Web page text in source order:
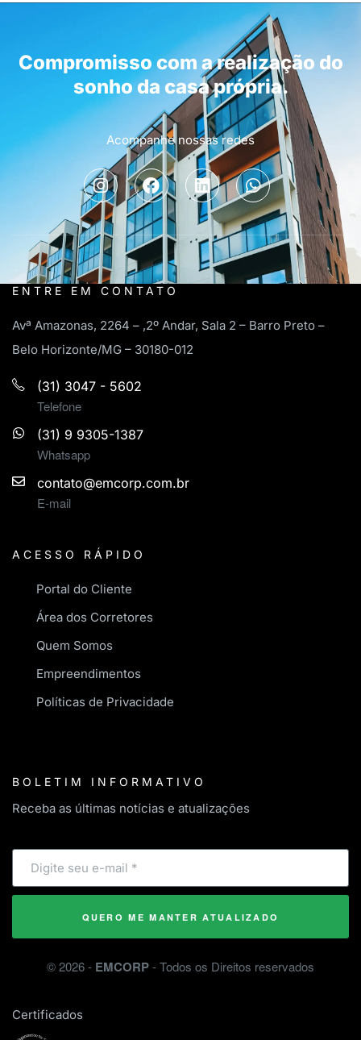
Compromisso com a realização do
sonho da casa própria.
Acompanhe nossas redes
ENTRE EM CONTATO
Avª Amazonas, 2264 – ,2º Andar, Sala 2 – Barro Preto –
Belo Horizonte/MG – 30180-012
(31) 3047 - 5602
Telefone
(31) 9 9305-1387
Whatsapp
contato@emcorp.com.br
E-mail
ACESSO RÁPIDO
Portal do Cliente
Área dos Corretores
Quem Somos
Empreendimentos
Políticas de Privacidade
BOLETIM INFORMATIVO
Receba as últimas notícias e atualizações
QUERO ME MANTER ATUALIZADO
©2026- EMCORP- Todos os Direitos reservados
Certificados